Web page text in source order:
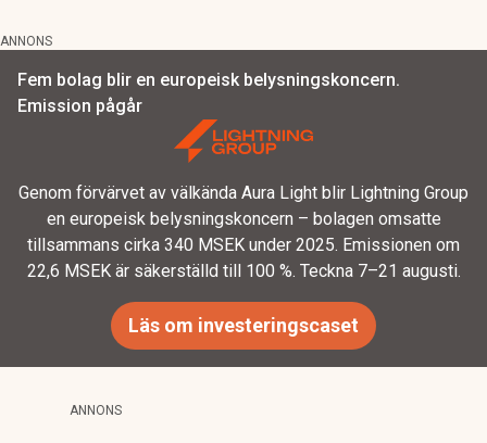
ANNONS
Fem bolag blir en europeisk belysningskoncern.
Emission pågår
Genom förvärvet av välkända Aura Light blir Lightning Group
en europeisk belysningskoncern – bolagen omsatte
tillsammans cirka 340 MSEK under 2025. Emissionen om
22,6 MSEK är säkerställd till 100 %. Teckna 7–21 augusti.
Läs om investeringscaset
ANNONS